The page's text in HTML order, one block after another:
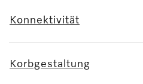
Konnektivität
Korbgestaltung